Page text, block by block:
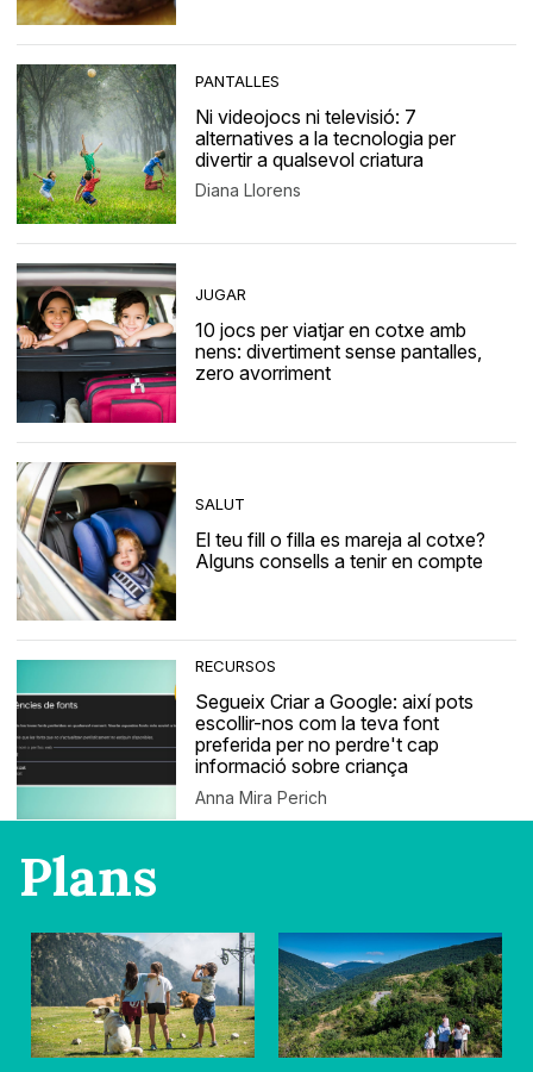
PANTALLES
Ni videojocs ni televisió: 7
alternatives a la tecnologia per
divertir a qualsevol criatura
Diana Llorens
JUGAR
10 jocs per viatjar en cotxe amb
nens: divertiment sense pantalles,
zero avorriment
SALUT
El teu fill o filla es mareja al cotxe?
Alguns consells a tenir en compte
RECURSOS
Segueix Criar a Google: així pots
escollir-nos com la teva font
preferida per no perdre't cap
informació sobre criança
Anna Mira Perich
Plans